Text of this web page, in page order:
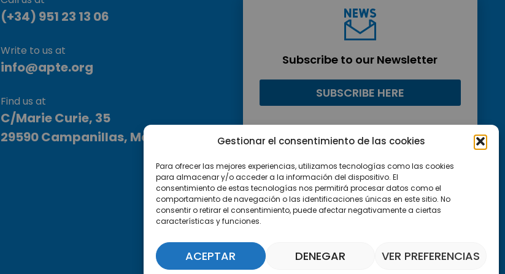
Gestionar el consentimiento de las cookies
Para ofrecer las mejores experiencias, utilizamos tecnologías como las cookies
para almacenar y/o acceder a la información del dispositivo. El
consentimiento de estas tecnologías nos permitirá procesar datos como el
comportamiento de navegación o las identificaciones únicas en este sitio. No
consentir o retirar el consentimiento, puede afectar negativamente a ciertas
características y funciones.
ACEPTAR DENEGAR VER PREFERENCIAS
(+34) 951 23 13 06
Write to us at
info@apte.org
Find us at
C/Marie Curie, 35
29590 Campanillas, Málaga
Subscribe to our Newsletter
SUBSCRIBE HERE